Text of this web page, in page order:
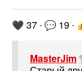
🖤 37 ∙ 💬 19 ∙
MasterJim